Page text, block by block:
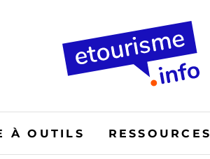
À OUTILS RESSOURCES